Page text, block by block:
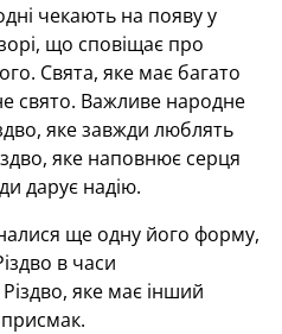
чекають на появу у
що сповіщає про
Свята, яке має багато
свято. Важливе народне
яке завжди люблять
яке наповнює серця
дарує надію.
ще одну його форму,
в часи
яке має інший